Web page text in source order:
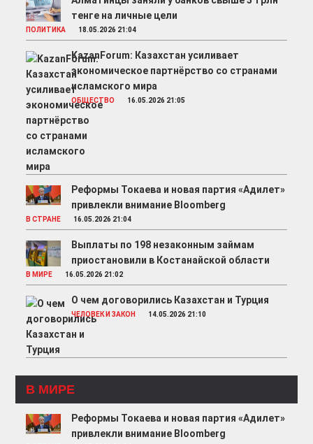
тенге на личные цели
ПОЛИТИКА 18.05.2026 21:04
KazanForum: Казахстан усиливает
экономическое партнёрство со странами
исламского мира
ОБЩЕСТВО 16.05.2026 21:05
Реформы Токаева и новая партия «Адилет»
привлекли внимание Bloomberg
В СТРАНЕ 16.05.2026 21:04
Выплаты по 198 незаконным займам
приостановили в Костанайской области
В МИРЕ 16.05.2026 21:02
О чем договорились Казахстан и Турция
ЧЕЛОВЕК И ЗАКОН 14.05.2026 21:10
В МИРЕ
Реформы Токаева и новая партия «Адилет»
привлекли внимание Bloomberg